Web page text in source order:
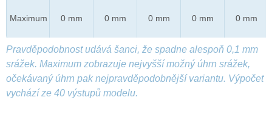
Maximum 0 mm 0 mm 0 mm 0 mm 0 mm
Pravděpodobnost udává šanci, že spadne alespoň 0,1 mm
srážek. Maximum zobrazuje nejvyšší možný úhrn srážek,
očekávaný úhrn pak nejpravděpodobnější variantu. Výpočet
vychází ze 40 výstupů modelu.